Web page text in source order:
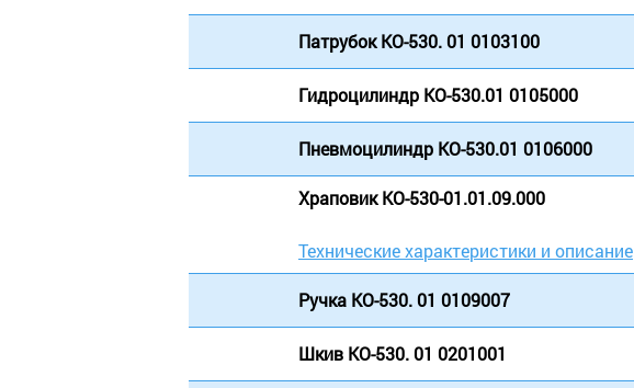
Патрубок КО-530. 01 0103100
Гидроцилиндр КО-530.01 0105000
Пневмоцилиндр КО-530.01 0106000
Храповик КО-530-01.01.09.000
Технические характеристики и описание
Ручка КО-530. 01 0109007
Шкив КО-530. 01 0201001